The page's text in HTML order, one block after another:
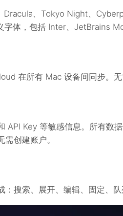
、Tokyo Night、
体，包括 Inter、JetBrains
在所有 Mac 设备间同步。无
API Key 等敏感信息。所有数
创建账户。
搜索、展开、编辑、固定、队